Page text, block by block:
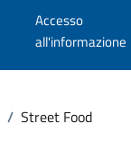
Accesso
all'informazione
/ Street Food